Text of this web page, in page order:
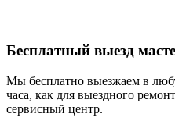
Бесплатный выезд
Мы бесплатно выезжаем в
часа, как для выездного
сервисный центр.